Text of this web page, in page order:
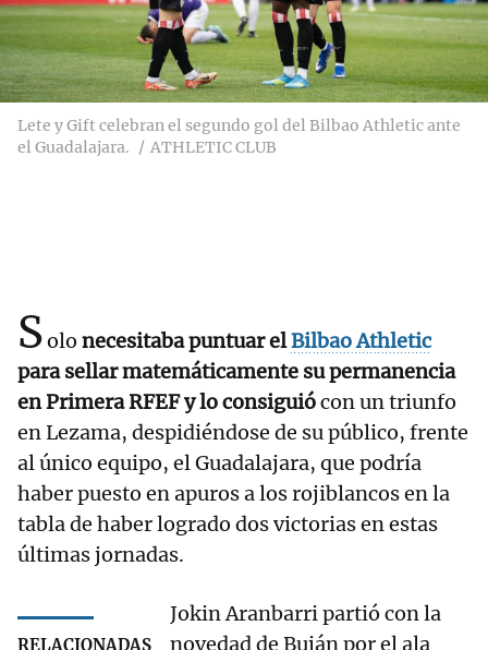
Lete y Gift celebran el segundo gol del Bilbao Athletic ante
el Guadalajara.
ATHLETIC CLUB
Solo necesitaba puntuar elBilbao Athletic
para sellar matemáticamente su permanencia
en Primera RFEF y lo consiguiócon un triunfo
en Lezama, despidiéndose de su público, frente
al único equipo, el Guadalajara, que podría
haber puesto en apuros a los rojiblancos en la
tabla de haber logrado dos victorias en estas
últimas jornadas.
RELACIONADAS
Jokin Aranbarri partió con la
novedad de Buján por el ala